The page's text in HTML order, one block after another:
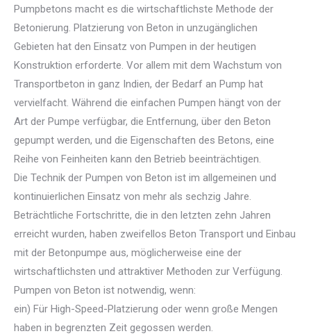
Pumpbetons macht es die wirtschaftlichste Methode der
Betonierung. Platzierung von Beton in unzugänglichen
Gebieten hat den Einsatz von Pumpen in der heutigen
Konstruktion erforderte. Vor allem mit dem Wachstum von
Transportbeton in ganz Indien, der Bedarf an Pump hat
vervielfacht. Während die einfachen Pumpen hängt von der
Art der Pumpe verfügbar, die Entfernung, über den Beton
gepumpt werden, und die Eigenschaften des Betons, eine
Reihe von Feinheiten kann den Betrieb beeinträchtigen.
Die Technik der Pumpen von Beton ist im allgemeinen und
kontinuierlichen Einsatz von mehr als sechzig Jahre.
Beträchtliche Fortschritte, die in den letzten zehn Jahren
erreicht wurden, haben zweifellos Beton Transport und Einbau
mit der Betonpumpe aus, möglicherweise eine der
wirtschaftlichsten und attraktiver Methoden zur Verfügung.
Pumpen von Beton ist notwendig, wenn:
ein) Für High-Speed-Platzierung oder wenn große Mengen
haben in begrenzten Zeit gegossen werden.